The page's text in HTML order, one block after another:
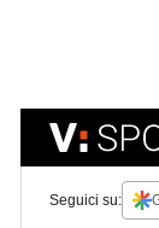
Seguici su: